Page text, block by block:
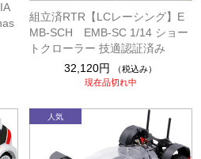
組立済RTR【LCレーシング】E
MB-SCH EMB-SC 1/14 ショー
トクローラー 技適認証済み
32,120円
（税込み）
現在品切れ中